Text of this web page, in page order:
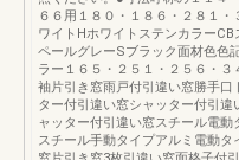
６６用１８０・１８６・２８１
ワイトHホワイトステンカラー
ペールグレーSブラック面材色色
ラー１６５・２５１・２５６・
袖片引き窓雨戸付引違い窓勝手口
ター付引違い窓シャッター付引
ャッター付引違い窓スチール電
スチール手動タイプアルミ電動